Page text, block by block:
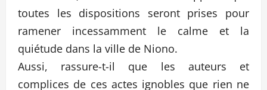
toutes les dispositions seront prises pour
ramener incessamment le calme et la
quiétude dans la ville de Niono.
Aussi, rassure-t-il que les auteurs et
complices de ces actes ignobles que rien ne